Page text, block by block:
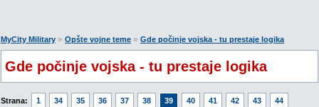
MyCity Military » Opšte vojne teme » Gde počinje vojska - tu prestaje logika
Gde počinje vojska - tu prestaje logika
Strana: 1 34 35 36 37 38 39 40 41 42 43
44